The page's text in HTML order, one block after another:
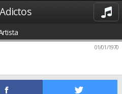
01/01/1970